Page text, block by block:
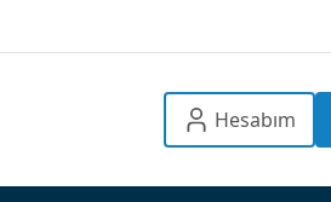
Hesabım